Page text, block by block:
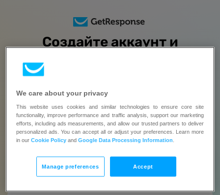
Создайте аккаунт и
попробуйте все бесплатно
Банковская карта не нужна | Меняйте тариф, когда будете
готовы
Полное имя
Это обязательное поле.
Email
We care about your privacy
This website uses cookies and similar technologies to ensure core site
functionality, improve performance and traffic analysis, support our marketing
efforts, including ads measurements, and allow our trusted partners to deliver
personalized ads. You can accept all or adjust your preferences. Learn more
in ourCookie Policy andGoogle Data Processing Information
Manage preferences Accept